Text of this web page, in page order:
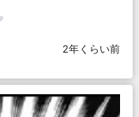
2年くらい前